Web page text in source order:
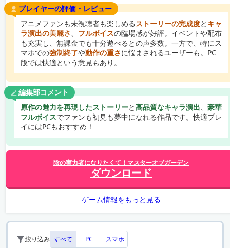
プレイヤーの評価・レビュー
アニメファンも未視聴者も楽しめるストーリーの完成度と キャ
ラ演出の美麗さ、 フルボイスの臨場感が好評。イベントや配布
も充実し、無課金でも十分遊べるとの声多数。一方で、特にス
マホでの強制終了や動作の重さに悩まされるユーザーも。PC
版では快適という意見もあり。
編集部コメント
原作の魅力を再現したストーリーと高品質なキャラ演出、 豪華
フルボイスでファンも初見も夢中になれる作品です。快適プレ
イにはPCもおすすめ！
陰の実力者になりたくて！マスターオブガーデン
ダウンロード
ゲーム情報をもっと見る
絞り込み すべて PC スマホ